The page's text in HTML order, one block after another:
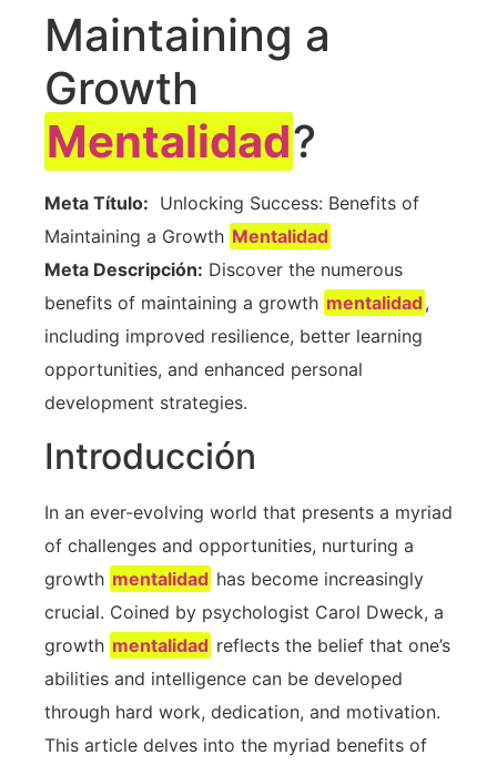
⁤Maintaining a⁢
Growth
Mentalidad?
Meta Título: ​ Unlocking Success: Benefits of
⁢Maintaining a Growth Mentalidad
Meta Descripción: Discover the numerous
benefits of maintaining a growth mentalidad,
including improved resilience,‍ better learning
opportunities, and ​enhanced personal
development strategies.
Introducción
In an ever-evolving⁢ world that presents a myriad
of challenges and opportunities, nurturing a
growth mentalidad has become increasingly‌
crucial. Coined by psychologist​ Carol Dweck, a
growth mentalidad ⁤ reflects the belief that one’s
abilities and intelligence can be developed
through‌ hard ⁤work, dedication,⁣ and motivation.
⁤This‌ article delves ‌into ⁢the myriad ⁣benefits ​of